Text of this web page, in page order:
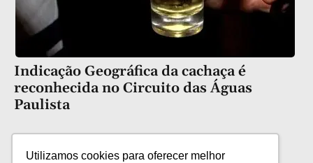
Utilizamos cookies para oferecer melhor
Indicação Geográfica da cachaça é
reconhecida no Circuito das Águas
Paulista